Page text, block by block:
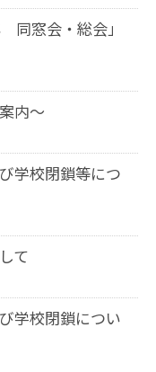
窓会・総会」
内～
学校閉鎖等につ
て
学校閉鎖につい